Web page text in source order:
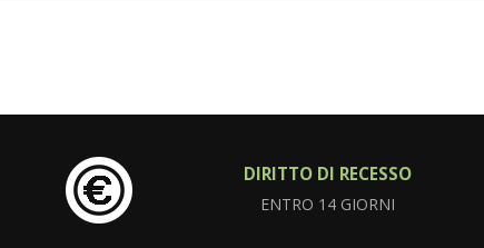
DIRITTO DI RECESSO
ENTRO 14 GIORNI